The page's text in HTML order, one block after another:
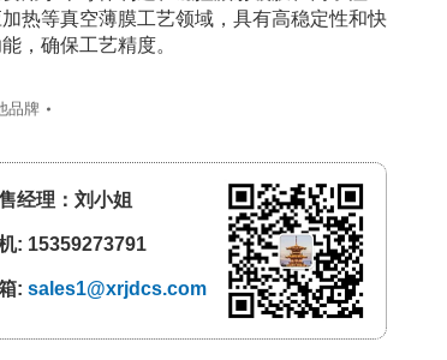
加热等真空薄膜工艺领域，具有高稳定性和快
，确保工艺精度。
品牌
经理：刘小姐
: 15359273791
: sales1@xrjdcs.com